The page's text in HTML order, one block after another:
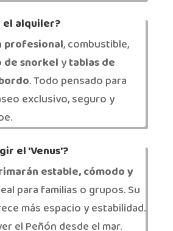
el alquiler?
profesional, combustible,
de snorkel ytablas de
. Todo pensado para
exclusivo, seguro y
el 'Venus'?
estable, cómodo y
para familias o grupos. Su
más espacio y estabilidad.
el Peñón desde el mar.